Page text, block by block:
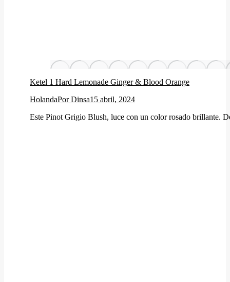
Ketel 1 Hard Lemonade Ginger & Blood Orange
HolandaPorDinsa15 abril, 2024
Este Pinot Grigio Blush, luce con un color rosado brillante.